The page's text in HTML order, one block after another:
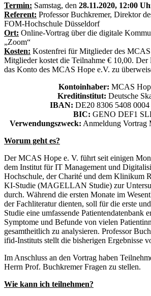
Termin: Samstag, den 28.11.2020, 12:00
Referent: Professor Buchkremer, Direktor
FOM-Hochschule Düsseldorf
Ort: Online-Vortrag über die digitale
„Zoom“
Kosten: Kostenfrei für Mitglieder des
Mitglieder kostet die Teilnahme € 10,00. Der
das Konto des MCAS Hope e.V. zu
Kontoinhaber: MCAS
Kreditinstitut: Deutsche
IBAN: DE20 8306 5408
BIC: GENO DEF1
Verwendungszweck: Anmeldung
Worum geht es?
Der MCAS Hope e. V. führt seit einigen
dem Institut für IT Management und
Hochschule, der Charité und dem Klinikum
KI-Studie (MAGELLAN Studie) zur
durch. Während die ersten Monate im
der Fachliteratur dienten, soll für die erste
Studie eine umfassende Patientendatenbank
Symptome und Befunde von vielen
gesamtheitlich zu analysieren. Professor
ifid-Instituts stellt die bisherigen Ergebnisse
Im Anschluss an den Vortrag haben
Herrn Prof. Buchkremer Fragen zu stellen.
Wie kann ich teilnehmen?